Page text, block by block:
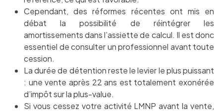
Cependant, des réformes récentes ont mis en
débat la possibilité de réintégrer les
amortissements dans l’assiette de calcul. Il est donc
essentiel de consulter un professionnel avant toute
cession.
La durée de détention reste le levier le plus puissant
: une vente après 22 ans est totalement exonérée
d’impôt sur la plus-value.
Si vous cessez votre activité LMNP avant la vente,